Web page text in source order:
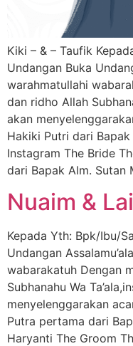
Kiki – & – Taufik
Undangan Buka
warahmatullahi
dan ridho Allah
akan
Hakiki Putri dari
Instagram The Bride
dari Bapak Alm.
Nuaim &
Kepada Yth: Bpk/Ibu/
Undangan
wabarakatuh Dengan
Subhanahu Wa
menyelenggarakan
Putra pertama dari
Haryanti The Groom